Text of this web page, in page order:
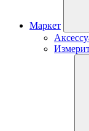
Маркет